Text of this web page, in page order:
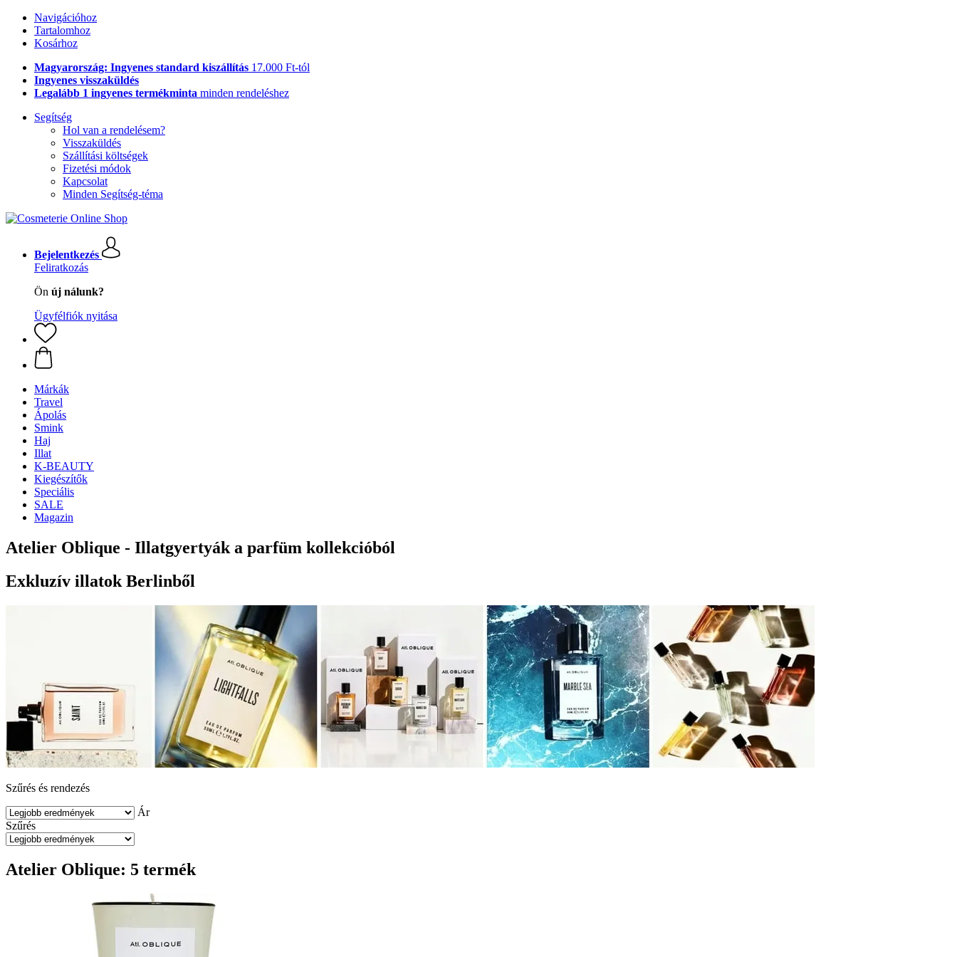
Navigációhoz
Tartalomhoz
Kosárhoz
Magyarország: Ingyenes standard kiszállítás 17.000 Ft-tól
Ingyenes visszaküldés
Legalább 1 ingyenes termékminta minden rendeléshez
Segítség
Hol van a rendelésem?
Visszaküldés
Szállítási költségek
Fizetési módok
Kapcsolat
Minden Segítség-téma
Bejelentkezés
Feliratkozás
Ön új nálunk?
Ügyfélfiók nyitása
Márkák
Travel
Ápolás
Smink
Haj
Illat
K-BEAUTY
Kiegészítők
Speciális
SALE
Magazin
Atelier Oblique - Illatgyertyák a parfüm kollekcióból
Exkluzív illatok Berlinből
Szűrés és rendezés
Ár
Szűrés
Atelier Oblique: 5 termék